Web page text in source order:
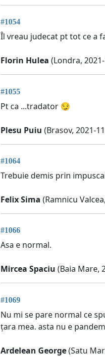
#1054
Îl vreau judecat pt tot ce a
Florin Hulea (Londra,
#1055
Pt ca ...tradator 😏
Plesu Puiu (Brasov, 2021-
#1064
Trebuie demis prin
Felix Sima (Ramnicu
#1066
Asa e normal.
Mircea Spaciu (Baia Mare,
#1069
Nu mi se pare normal ce
țara mea. asta nu e
Ardelean George(Satu